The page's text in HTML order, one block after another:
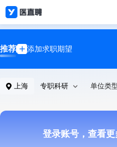
推荐 添加求职期望
上海 专职科研 单位类
登录账号，查看